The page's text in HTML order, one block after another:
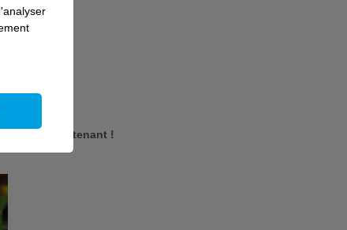
dès maintenant !